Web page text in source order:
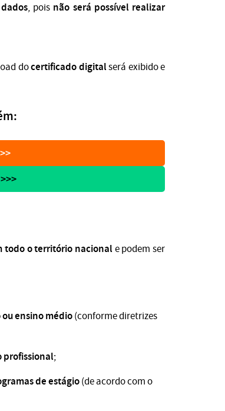
, pois não será possível realizar
docertificado digitalserá exibido e
todo o território nacionale podem ser
ensino médio(conforme diretrizes
profissional;
de estágio(de acordo com o